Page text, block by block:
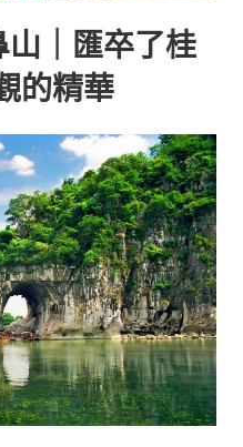
山｜匯卒了桂
的精華